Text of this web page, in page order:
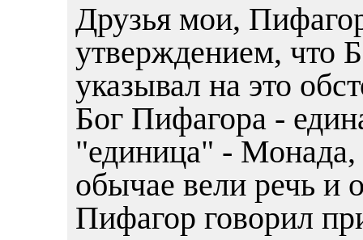
Друзья мои,
утверждением, что
указывал на это
Бог Пифагора -
"единица" - Монада,
обычае вели речь и
Пифагор говорил